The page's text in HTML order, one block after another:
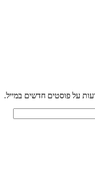
על פוסטים חדשים במייל.